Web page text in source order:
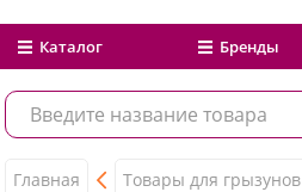
Каталог Бренды
Главная Товары для грызунов